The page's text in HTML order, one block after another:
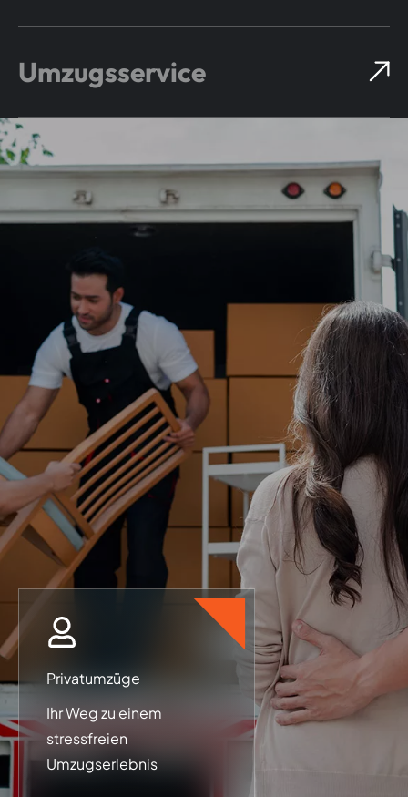
Umzugsservice
Privatumzüge
Ihr Weg zu einem
stressfreien
Umzugserlebnis